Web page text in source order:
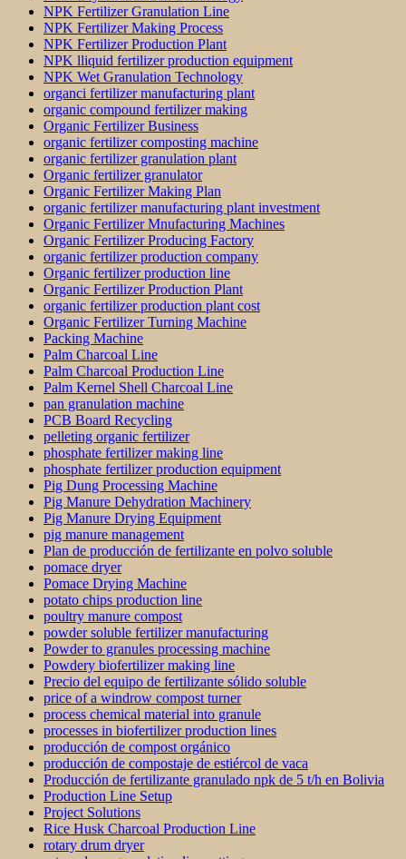
NPK Fertilizer Granulation Line
NPK Fertilizer Making Process
NPK Fertilizer Production Plant
NPK lliquid fertilizer production equipment
NPK Wet Granulation Technology
organci fertilizer manufacturing plant
organic compound fertilizer making
Organic Fertilizer Business
organic fertilizer composting machine
organic fertilizer granulation plant
Organic fertilizer granulator
Organic Fertilizer Making Plan
organic fertilizer manufacturing plant investment
Organic Fertilizer Mnufacturing Machines
Organic Fertilizer Producing Factory
organic fertilizer production company
Organic fertilizer production line
Organic Fertilizer Production Plant
organic fertilizer production plant cost
Organic Fertilizer Turning Machine
Packing Machine
Palm Charcoal Line
Palm Charcoal Production Line
Palm Kernel Shell Charcoal Line
pan granulation machine
PCB Board Recycling
pelleting organic fertilizer
phosphate fertilizer making line
phosphate fertilizer production equipment
Pig Dung Processing Machine
Pig Manure Dehydration Machinery
Pig Manure Drying Equipment
pig manure management
Plan de producción de fertilizante en polvo soluble
pomace dryer
Pomace Drying Machine
potato chips production line
poultry manure compost
powder soluble fertilizer manufacturing
Powder to granules processing machine
Powdery biofertilizer making line
Precio del equipo de fertilizante sólido soluble
price of a windrow compost turner
process chemical material into granule
processes in biofertilizer production lines
producción de compost orgánico
producción de compostaje de estiércol de vaca
Producción de fertilizante granulado npk de 5 t/h en Bolivia
Production Line Setup
Project Solutions
Rice Husk Charcoal Production Line
rotary drum dryer